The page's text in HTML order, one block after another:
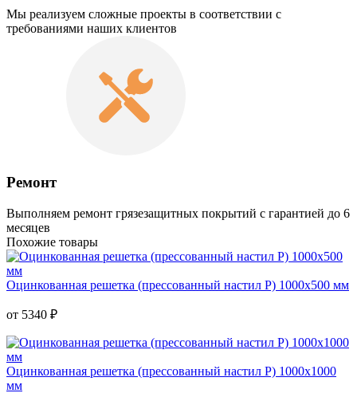
Мы реализуем сложные проекты в соответствии с
требованиями наших клиентов
Ремонт
Выполняем ремонт грязезащитных покрытий с гарантией до 6
месяцев
Похожие товары
Оцинкованная решетка (прессованный настил Р) 1000х500 мм
от 5340 ₽
Оцинкованная решетка (прессованный настил Р) 1000х1000
мм